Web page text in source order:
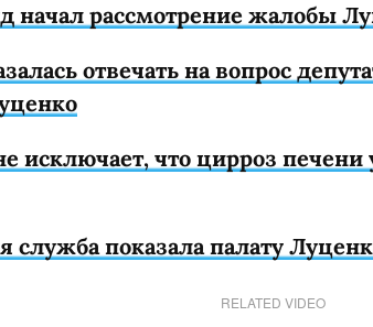
начал рассмотрение жалобы
отвечать на вопрос
исключает, что цирроз
служба показала палату
RELATED VIDEO